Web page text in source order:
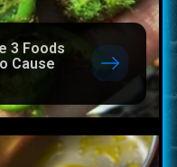
3 Foods
Cause